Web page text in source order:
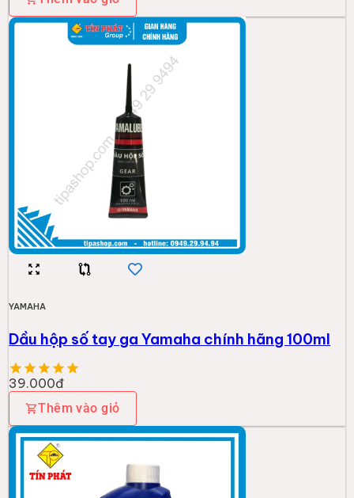
YAMAHA
Dầu hộp số tay ga Yamaha chính hãng 100ml
39.000đ
Thêm vào giỏ